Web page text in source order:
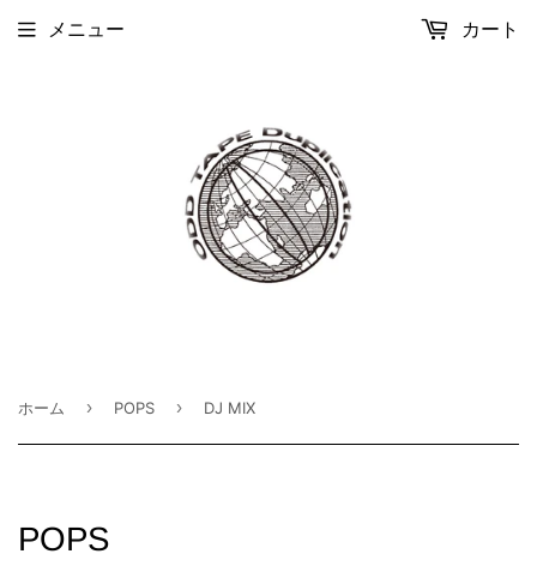
メニュー カート
ホーム › POPS › DJ MIX
POPS